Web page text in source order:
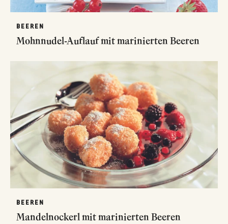
BEEREN
Mohnnudel-Auflauf mit marinierten Beeren
BEEREN
Mandelnockerl mit marinierten Beeren